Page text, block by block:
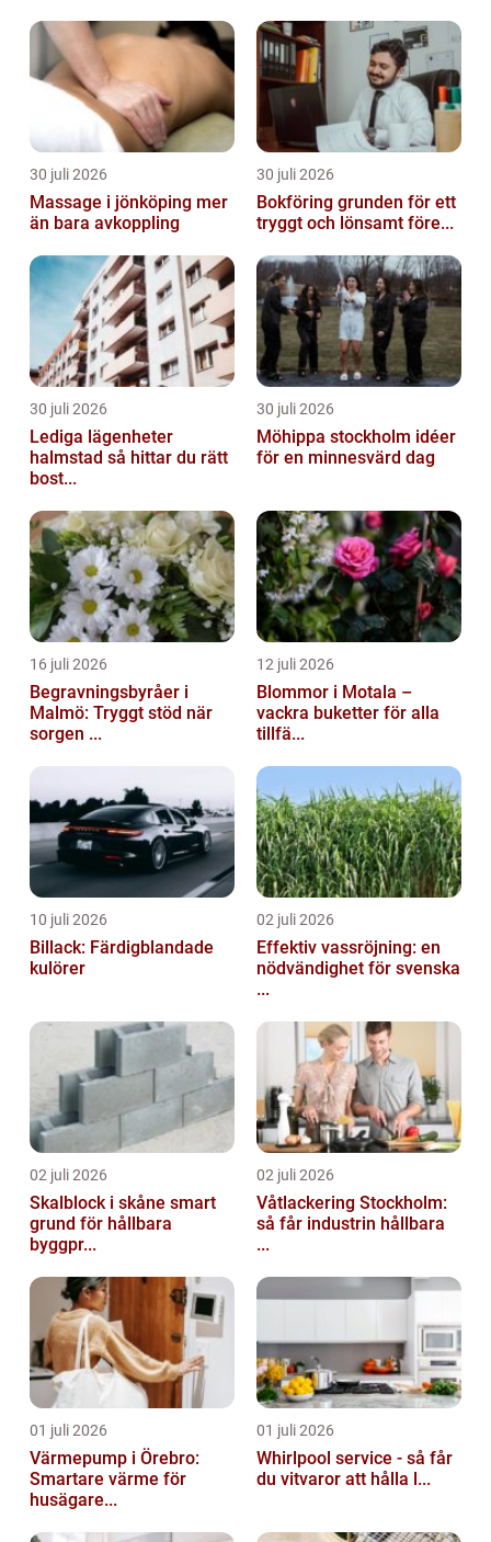
30 juli 2026
Massage i jönköping mer
än bara avkoppling
30 juli 2026
Bokföring grunden för ett
tryggt och lönsamt före...
30 juli 2026
Lediga lägenheter
halmstad så hittar du rätt
bost...
30 juli 2026
Möhippa stockholm idéer
för en minnesvärd dag
16 juli 2026
Begravningsbyråer i
Malmö: Tryggt stöd när
sorgen ...
12 juli 2026
Blommor i Motala –
vackra buketter för alla
tillfä...
10 juli 2026
Billack: Färdigblandade
kulörer
02 juli 2026
Effektiv vassröjning: en
nödvändighet för svenska
...
02 juli 2026
Skalblock i skåne smart
grund för hållbara
byggpr...
02 juli 2026
Våtlackering Stockholm:
så får industrin hållbara
...
01 juli 2026
Värmepump i Örebro:
Smartare värme för
husägare...
01 juli 2026
Whirlpool service - så får
du vitvaror att hålla l...